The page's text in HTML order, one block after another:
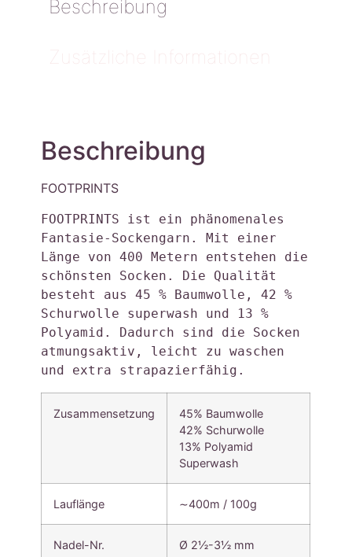
Beschreibung
Zusätzliche Informationen
Beschreibung
FOOTPRINTS
FOOTPRINTS ist ein phänomenales
Fantasie-Sockengarn. Mit einer
Länge von 400 Metern entstehen die
schönsten Socken. Die Qualität
besteht aus 45 % Baumwolle, 42 %
Schurwolle superwash und 13 %
Polyamid. Dadurch sind die Socken
atmungsaktiv, leicht zu waschen
und extra strapazierfähig.
Zusammensetzung
45% Baumwolle
42% Schurwolle
13% Polyamid
Superwash
Lauflänge ∼400m / 100g
Nadel-Nr. Ø 2½-3½ mm